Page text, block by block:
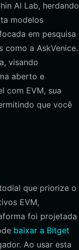
AI Lab, herdando
modelos
em pesquisa
como a AskVenice.
visando
aberto e
com EVM, sua
que você
que priorize o
EVM,
foi projetada
baixar a Bitget
Ao usar esta